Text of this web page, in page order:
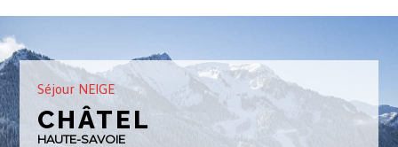
Séjour NEIGE
CHÂTEL
HAUTE-SAVOIE